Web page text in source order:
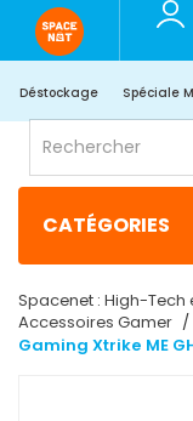
Déstockage Spéciale
CATÉGORIES
Spacenet : High-
Accessoires Gamer
Gaming Xtrike ME